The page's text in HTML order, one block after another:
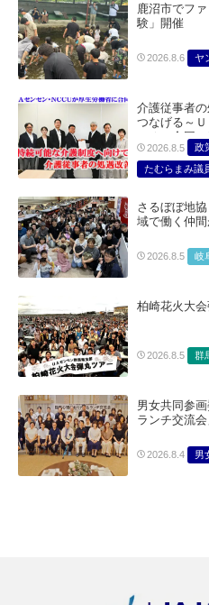
鹿沼市でフ
験」開催
2026.8.6 ヤ
介護従事者
つなげる～
ニオン合同
2026.8.5 政
たむらまみ議
さるぼぼ地
域で働く仲
2026.8.5 岐
柏崎花火大
2026.8.5 群
男女共同参
ランチ交流
2026.8.4 男